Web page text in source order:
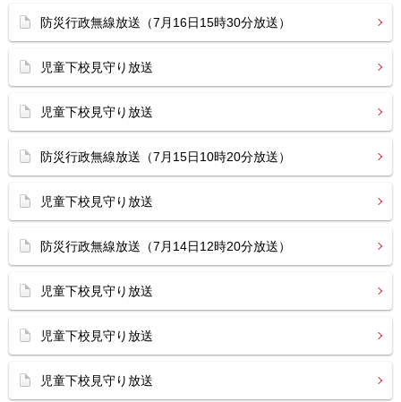
防災行政無線放送（7月16日15時30分放送）
児童下校見守り放送
児童下校見守り放送
防災行政無線放送（7月15日10時20分放送）
児童下校見守り放送
防災行政無線放送（7月14日12時20分放送）
児童下校見守り放送
児童下校見守り放送
児童下校見守り放送